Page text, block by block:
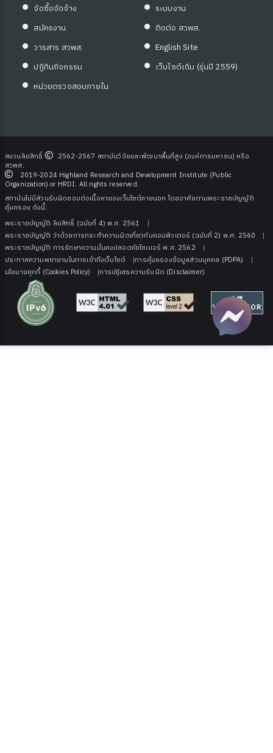
จัดซื้อจัดจ้าง
สมัครงาน
วารสาร สวพส.
ปฏิทินกิจกรรม
หน่วยตรวจสอบภายใน
ระบบงาน
ติดต่อ สวพส.
English Site
เว็บไซต์เดิม (รุ่นปี 2559)
สงวนลิขสิทธิ์
2562-2567 สถาบันวิจัยและพัฒนาพื้นที่สูง (องค์การมหาชน) หรือ
สวพส.
2019-2024 Highland Research and Development Institute (Public
Organization) or HRDI. All rights reserved.
สถาบันไม่มีส่วนรับผิดชอบต่อเนื้อหาของเว็บไซต์ภายนอก โดยอาศัยตามพระราชบัญญัติ
คุ้มครอง ดังนี้:
พระราชบัญญัติ ลิขสิทธิ์ (ฉบับที่ 4) พ.ศ. 2561
พระราชบัญญัติ ว่าด้วยการกระทําความผิดเกี่ยวกับคอมพิวเตอร์ (ฉบับที่ 2) พ.ศ. 2560
พระราชบัญญัติ การรักษาความมั่นคงปลอดภัยไซเบอร์ พ.ศ. 2562
ประกาศความพยายามในการเข้าถึงเว็บไซต์
การคุ้มครองข้อมูลส่วนบุคคล (PDPA)
นโยบายคุกกี้ (Cookies Policy)
การปฏิเสธความรับผิด (Disclaimer)